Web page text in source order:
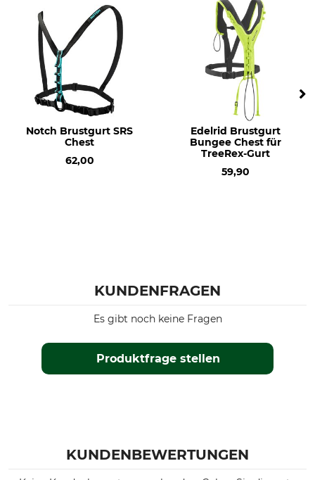
Notch Brustgurt SRS
Chest
62,00
Edelrid Brustgurt
Bungee Chest für
TreeRex-Gurt
59,90
KUNDENFRAGEN
Produktfrage stellen
Es gibt noch keine Fragen
KUNDENBEWERTUNGEN